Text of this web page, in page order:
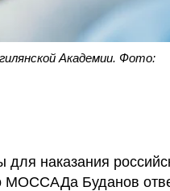
Академии. Фото:
для наказания
МОССАДа Буданов